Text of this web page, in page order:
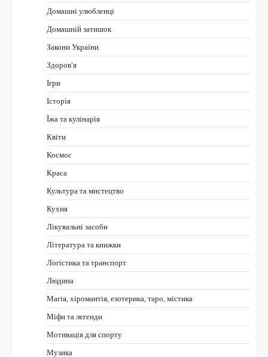
Домашні улюбленці
Домашній затишок
Закони України
Здоров'я
Ігри
Історія
Їжа та кулінарія
Квіти
Космос
Краса
Культура та мистецтво
Кухня
Лікувальні засоби
Література та книжки
Логістика та транспорт
Людина
Магія, хіромантія, езотерика, таро, містика
Міфи та легенди
Мотивація для спорту
Музика